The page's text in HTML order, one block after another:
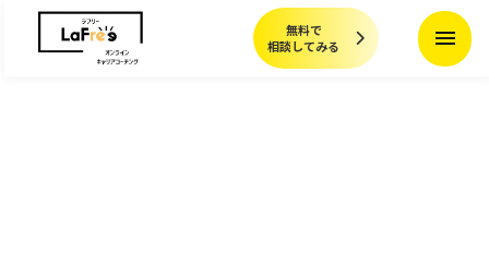
無料で
相談してみる
menu